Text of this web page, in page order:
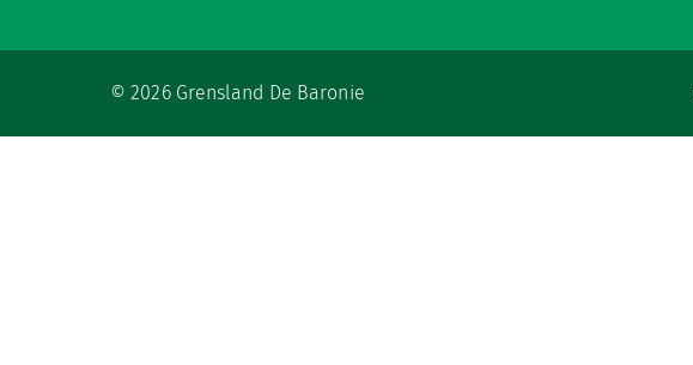
© 2026 Grensland De Baronie